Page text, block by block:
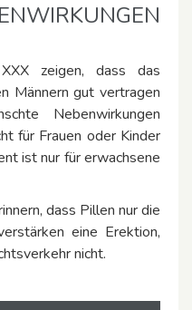
zeigen, dass das
Männern gut vertragen
Nebenwirkungen
für Frauen oder Kinder
ist nur für erwachsene
dass Pillen nur die
eine Erektion,
nicht.